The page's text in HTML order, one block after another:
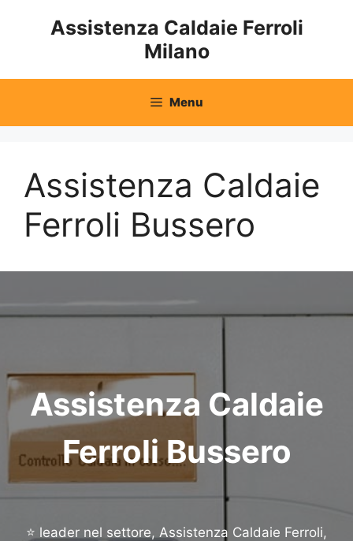
Assistenza Caldaie Ferroli
Milano
Menu
Assistenza Caldaie
Ferroli Bussero
Assistenza Caldaie
Ferroli Bussero
⭐ leader nel settore, Assistenza Caldaie Ferroli,